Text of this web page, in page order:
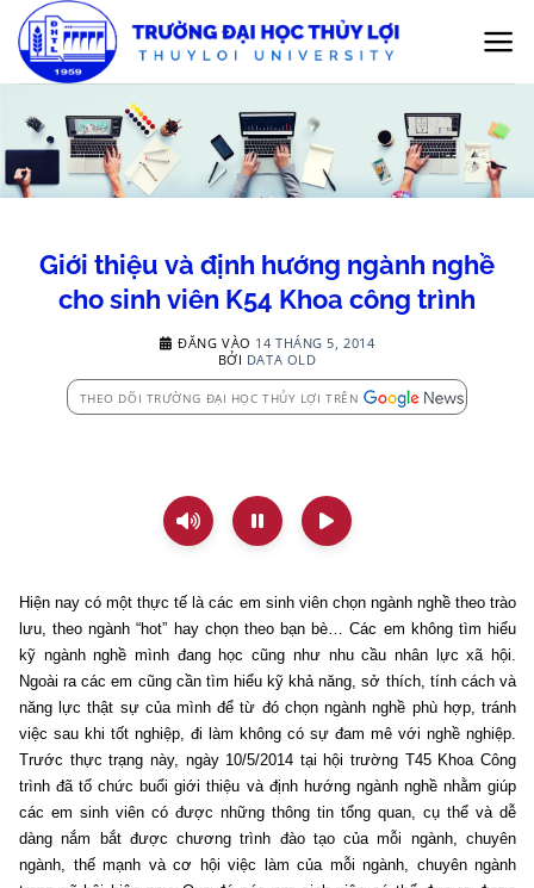
qua
nội
Giới thiệu và định hướng ngành nghề
cho sinh viên K54 Khoa công trình
ĐĂNG VÀO 14 THÁNG 5, 2014
BỞI DATA OLD
THEO DÕI TRƯỜNG ĐẠI HỌC THỦY LỢI TRÊN
Hiện nay có một thực tế là các em sinh viên chọn ngành nghề theo trào
lưu, theo ngành “hot” hay chọn theo bạn bè… Các em không tìm hiểu
kỹ ngành nghề mình đang học cũng như nhu cầu nhân lực xã hội.
Ngoài ra các em cũng cần tìm hiểu kỹ khả năng, sở thích, tính cách và
năng lực thật sự của mình để từ đó chọn ngành nghề phù hợp, tránh
việc sau khi tốt nghiệp, đi làm không có sự đam mê với nghề nghiệp.
Trước thực trạng này, ngày 10/5/2014 tại hội trường T45 Khoa Công
trình đã tổ chức buổi giới thiệu và định hướng ngành nghề nhằm giúp
các em sinh viên có được những thông tin tổng quan, cụ thể và dễ
dàng nắm bắt được chương trình đào tạo của mỗi ngành, chuyên
ngành, thế mạnh và cơ hội việc làm của mỗi ngành, chuyên ngành